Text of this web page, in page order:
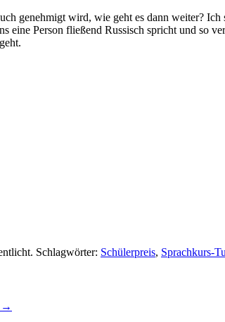
genehmigt wird, wie geht es dann weiter?
Person fließend Russisch spricht und so
Schlagwörter: Schülerpreis, Sprachkurs-
→